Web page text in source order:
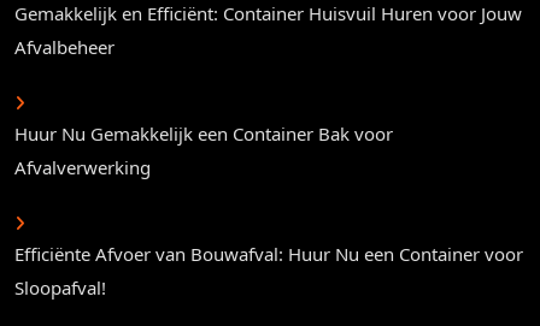
Gemakkelijk en Efficiënt: Container Huisvuil Huren voor Jouw
Afvalbeheer
Huur Nu Gemakkelijk een Container Bak voor
Afvalverwerking
Efficiënte Afvoer van Bouwafval: Huur Nu een Container voor
Sloopafval!